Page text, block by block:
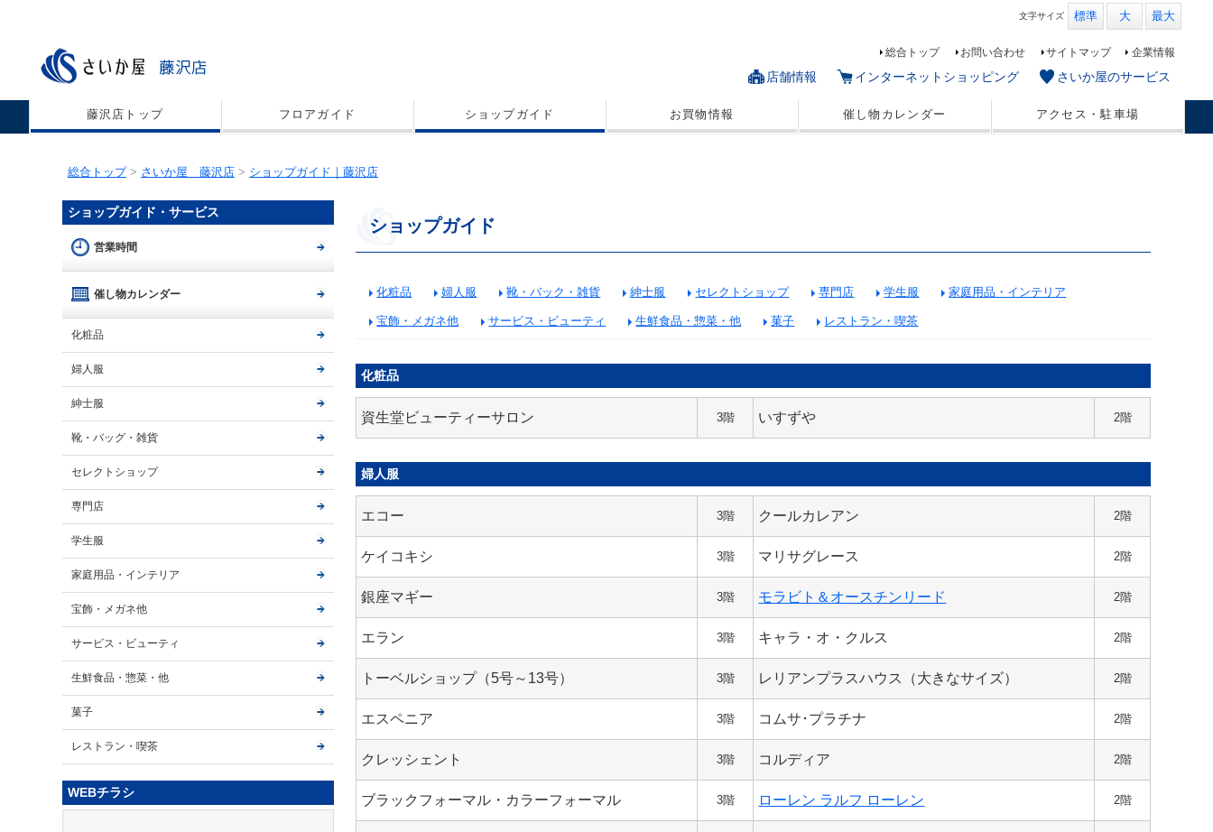
文字サイズ 標準 大 最大
総合トップ お問い合わせ サイトマップ 企業情報
店舗情報 インターネットショッピング さいか屋のサービス
藤沢店トップ フロアガイド ショップガイド お買物情報 催し物カレンダー アクセス・駐車場
総合トップ > さいか屋 藤沢店 > ショップガイド｜藤沢店
ショップガイド
化粧品 婦人服 靴・バック・雑貨 紳士服 セレクトショップ 専門店 学生服 家庭用品・インテリア
宝飾・メガネ他 サービス・ビューティ 生鮮食品・惣菜・他 菓子 レストラン・喫茶
化粧品
資生堂ビューティーサロン 3階 いすずや 2階
婦人服
エコー 3階 クールカレアン 2階
ケイコキシ 3階 マリサグレース 2階
銀座マギー 3階 モラビト＆オースチンリード 2階
エラン 3階 キャラ・オ・クルス 2階
トーベルショップ（5号～13号） 3階 レリアンプラスハウス（大きなサイズ） 2階
エスペニア 3階 コムサ･プラチナ 2階
クレッシェント 3階 コルディア 2階
ブラックフォーマル・カラーフォーマル 3階 ローレン ラルフ ローレン 2階
ショップガイド・サービス
営業時間
催し物カレンダー
化粧品
婦人服
紳士服
靴・バッグ・雑貨
セレクトショップ
専門店
学生服
家庭用品・インテリア
宝飾・メガネ他
サービス・ビューティ
生鮮食品・惣菜・他
菓子
レストラン・喫茶
WEBチラシ